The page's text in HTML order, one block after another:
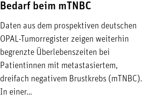
Bedarf beim mTNBC
Daten aus dem prospektiven deutschen
OPAL-Tumorregister zeigen weiterhin
begrenzte Überlebenszeiten bei
Patientinnen mit metastasiertem,
dreifach negativem Brustkrebs (mTNBC).
In einer…